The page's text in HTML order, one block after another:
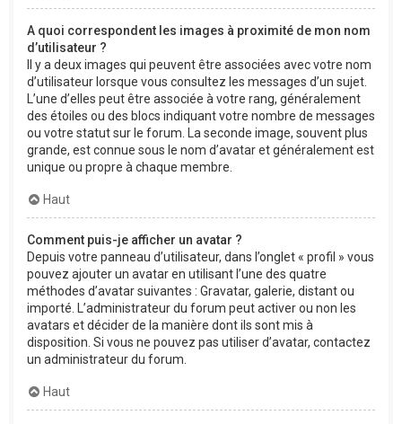
A quoi correspondent les images à proximité de mon nom
d’utilisateur ?
Il y a deux images qui peuvent être associées avec votre nom
d’utilisateur lorsque vous consultez les messages d’un sujet.
L’une d’elles peut être associée à votre rang, généralement
des étoiles ou des blocs indiquant votre nombre de messages
ou votre statut sur le forum. La seconde image, souvent plus
grande, est connue sous le nom d’avatar et généralement est
unique ou propre à chaque membre.
Haut
Comment puis-je afficher un avatar ?
Depuis votre panneau d’utilisateur, dans l’onglet « profil » vous
pouvez ajouter un avatar en utilisant l’une des quatre
méthodes d’avatar suivantes : Gravatar, galerie, distant ou
importé. L’administrateur du forum peut activer ou non les
avatars et décider de la manière dont ils sont mis à
disposition. Si vous ne pouvez pas utiliser d’avatar, contactez
un administrateur du forum.
Haut